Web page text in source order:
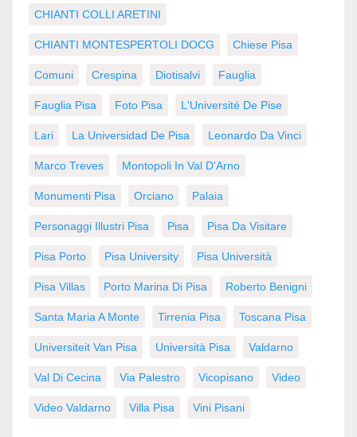
CHIANTI COLLI ARETINI
CHIANTI MONTESPERTOLI DOCG Chiese Pisa
Comuni Crespina Diotisalvi Fauglia
Fauglia Pisa Foto Pisa L'Université De Pise
Lari La Universidad De Pisa Leonardo Da Vinci
Marco Treves Montopoli In Val D'Arno
Monumenti Pisa Orciano Palaia
Personaggi Illustri Pisa Pisa Pisa Da Visitare
Pisa Porto Pisa University Pisa Università
Pisa Villas Porto Marina Di Pisa Roberto Benigni
Santa Maria A Monte Tirrenia Pisa Toscana Pisa
Universiteit Van Pisa Università Pisa Valdarno
Val Di Cecina Via Palestro Vicopisano Video
Video Valdarno Villa Pisa Vini Pisani